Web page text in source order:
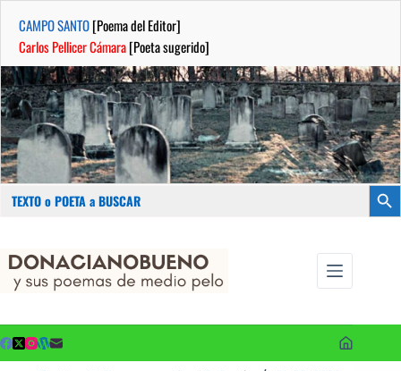
CAMPO SANTO[Poema del Editor]
Carlos Pellicer Cámara[Poeta sugerido]
Buscar:
contenido